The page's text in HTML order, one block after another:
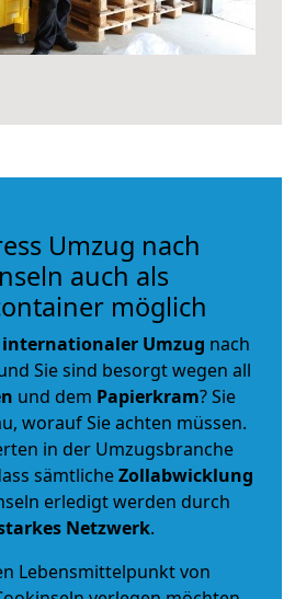
Umzug nach
auch als
möglich
internationaler Umzug nach
Sie sind besorgt wegen all
und dem Papierkram? Sie
worauf Sie achten müssen.
in der Umzugsbranche
sämtlicheZollabwicklung
erledigt werden durch
Netzwerk.
Lebensmittelpunkt von